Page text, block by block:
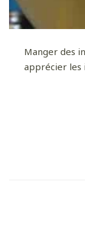
Manger des
apprécier les